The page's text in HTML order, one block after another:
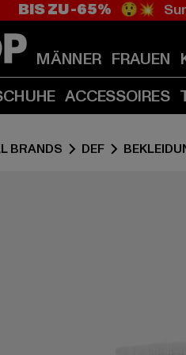
BIS ZU -65% 😲💥
MÄNNER FRAUEN
ACCESSOIRES
BRANDS DEF